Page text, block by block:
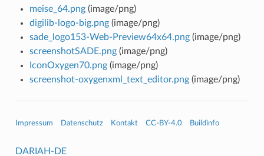
meise_64.png(image/png)
digilib-logo-big.png(image/png)
sade_logo153-Web-Preview64x64.png(image/png)
screenshotSADE.png(image/png)
IconOxygen70.png(image/png)
screenshot-oxygenxml_text_editor.png(image/png)
Impressum Datenschutz Kontakt CC-BY-4.0 Buildinfo
DARIAH-DE